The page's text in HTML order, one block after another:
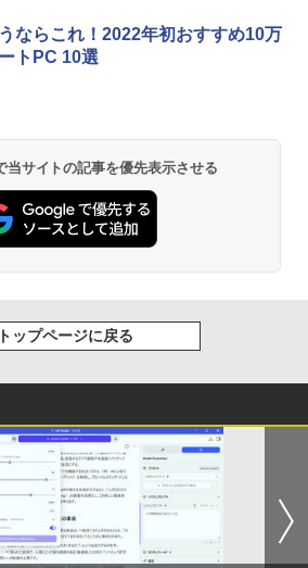
型 FHD(1920×1080)ノートパソコン 第8
世代 Core i5/メモリ 8GB/SSD 256GB/W
EBカメラ/WIFI/HDMI/VGA win11&office
コン pc デスクトップPC 本体
￥41,999
￥16,820
ブルートゥースHi-Fi 最大36時間再生 ぶ
とゅーす コードレス ENCノイズキャン
ング 自動ペアリング Type-C充電 マイク
防水 タッチ式音量調整 スポーツ/通勤/通
WEB会議(ホワイト)
My Road (Stadium ver.)
ーター ペットボトル 静岡県産 500ミリリ
ル (Smart Basic)
Amazon.co.jp限定】 い・ろ・は・す 2L P
ラベルレス ×8本
Basic)
Amazon 天然水ラベルレス 2L×9本
Amazon.co.jp限定】 伊藤園 磨かれて、澄
ス)
パーの裏でヤニ吸うふたり 9巻 (デジタル
ッグガンガンコミックス)
ならこれ！2022年初おすすめ10万
トPC 10選
サイトの記事を優先表示させる
トップページに戻る